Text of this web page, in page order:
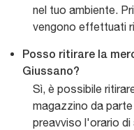
nel tuo ambiente.
vengono effettuati
Posso ritirare la
Giussano?
Sì, è possibile
magazzino da
preavviso l'orario di